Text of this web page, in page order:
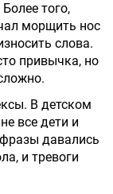
того,
морщить нос
слова.
привычка, но
В детском
все дети и
давались
и тревоги